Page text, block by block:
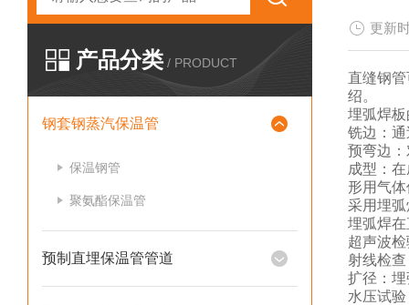
产品分类 / PRODUCT
钢套钢蒸汽保温管
保温钢管
聚氨酯保温管
预制直埋保温管管道
更新
直缝钢管
绍。
埋弧焊
铣边：
预弯边
成型：
形用气
采用埋
埋弧焊
超声波
射线检
扩径：
水压试